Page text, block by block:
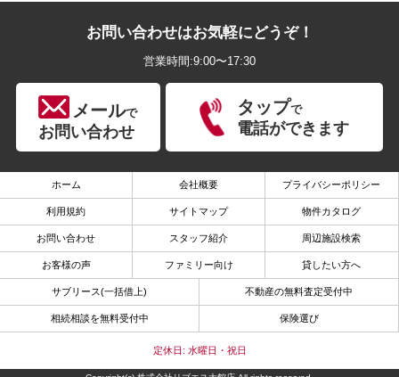
お問い合わせはお気軽にどうぞ！
営業時間:9:00〜17:30
メールで
お問い合わせ
タップで
電話ができます
ホーム 会社概要 プライバシーポリシー
利用規約 サイトマップ 物件カタログ
お問い合わせ スタッフ紹介 周辺施設検索
お客様の声 ファミリー向け 貸したい方へ
サブリース(一括借上) 不動産の無料査定受付中
相続相談を無料受付中 保険選び
定休日: 水曜日・祝日